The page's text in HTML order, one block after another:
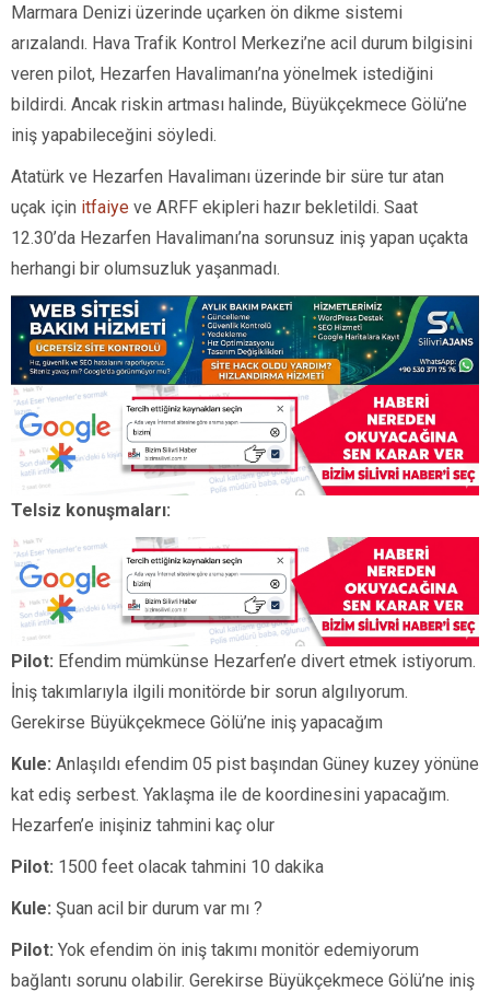
Marmara Denizi üzerinde uçarken ön dikme sistemi
arızalandı. Hava Trafik Kontrol Merkezi’ne acil durum bilgisini
veren pilot, Hezarfen Havalimanı’na yönelmek istediğini
bildirdi. Ancak riskin artması halinde, Büyükçekmece Gölü’ne
iniş yapabileceğini söyledi.
Atatürk ve Hezarfen Havalimanı üzerinde bir süre tur atan
uçak için itfaiye ve ARFF ekipleri hazır bekletildi. Saat
12.30’da Hezarfen Havalimanı’na sorunsuz iniş yapan uçakta
herhangi bir olumsuzluk yaşanmadı.
Telsiz konuşmaları:
Pilot: Efendim mümkünse Hezarfen’e divert etmek istiyorum.
İniş takımlarıyla ilgili monitörde bir sorun algılıyorum.
Gerekirse Büyükçekmece Gölü’ne iniş yapacağım
Kule: Anlaşıldı efendim 05 pist başından Güney kuzey yönüne
kat ediş serbest. Yaklaşma ile de koordinesini yapacağım.
Hezarfen’e inişiniz tahmini kaç olur
Pilot: 1500 feet olacak tahmini 10 dakika
Kule: Şuan acil bir durum var mı ?
Pilot: Yok efendim ön iniş takımı monitör edemiyorum
bağlantı sorunu olabilir. Gerekirse Büyükçekmece Gölü’ne iniş